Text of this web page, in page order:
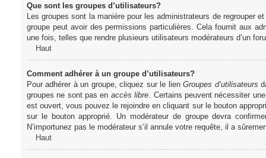
Que sont les groupes d’utilisateurs?
Les groupes sont la manière pour les administrateurs de regrouper
groupe peut avoir des permissions particulières. Cela fournit aux
une fois, telles que rendre plusieurs utilisateurs modérateurs d’un
Haut
Comment adhérer à un groupe d’utilisateurs?
Pour adhérer à un groupe, cliquez sur le lienGroupes d’utilisateurs
groupes ne sont pas en accès libre. Certains peuvent nécessiter
est ouvert, vous pouvez le rejoindre en cliquant sur le bouton
sur le bouton approprié. Un modérateur de groupe devra
N’importunez pas le modérateur s’il annule votre requête, il a
Haut